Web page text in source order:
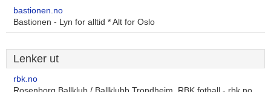
bastionen.no
Bastionen - Lyn for alltid * Alt for Oslo
Lenker ut
rbk.no